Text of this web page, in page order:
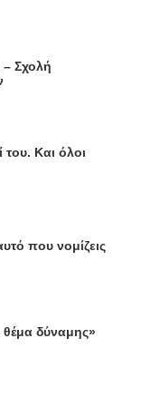
Σχολή
Και όλοι
που νομίζεις
θέμα δύναμης»